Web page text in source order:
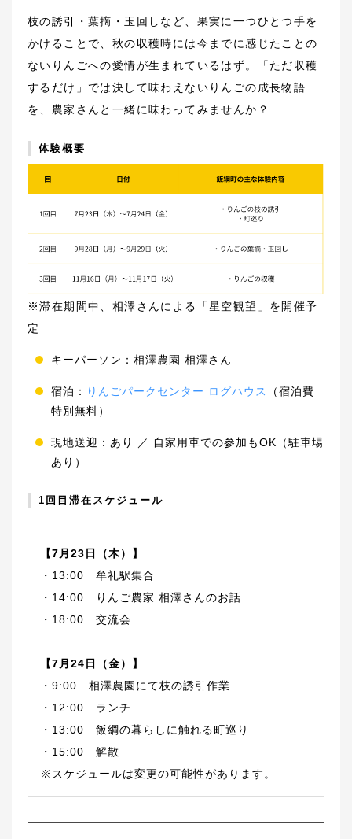
枝の誘引・葉摘・玉回しなど、果実に一つひとつ手を
かけることで、秋の収穫時には今までに感じたことの
ないりんごへの愛情が生まれているはず。「ただ収穫
するだけ」では決して味わえないりんごの成長物語
を、農家さんと一緒に味わってみませんか？
体験概要
※滞在期間中、相澤さんによる「星空観望」を開催予
定
キーパーソン：相澤農園 相澤さん
宿泊： りんごパークセンター ログハウス
（宿泊費
特別無料）
現地送迎：あり ／ 自家用車での参加もOK（駐車場
あり）
1回目滞在スケジュール
【7月23日（木）】
・13:00 牟礼駅集合
・14:00 りんご農家 相澤さんのお話
・18:00 交流会
【7月24日（金）】
・9:00 相澤農園にて枝の誘引作業
・12:00 ランチ
・13:00 飯綱の暮らしに触れる町巡り
・15:00 解散
※スケジュールは変更の可能性があります。